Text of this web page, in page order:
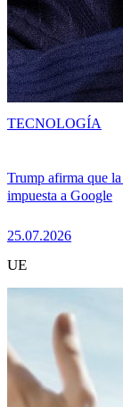
Trump afirma que
impuesta a Google
25.07.2026
TECNOLOGÍA
UE